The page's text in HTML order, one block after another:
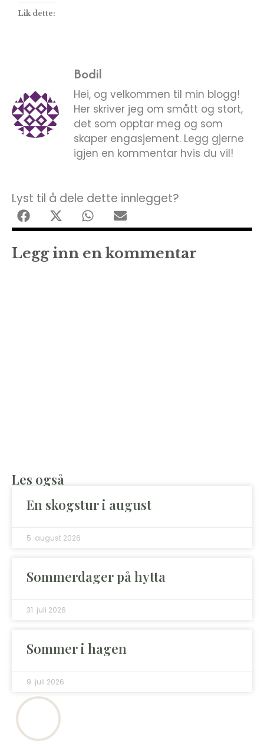
Lik dette:
Bodil
Hei, og velkommen til min blogg!
Her skriver jeg om smått og stort,
det som opptar meg og som
skaper engasjement. Legg gjerne
igjen en kommentar hvis du vil!
Lyst til å dele dette innlegget?
Legg inn en kommentar
Les også
En skogstur i august
5. august 2026
Sommerdager på hytta
31. juli 2026
Sommer i hagen
9. juli 2026